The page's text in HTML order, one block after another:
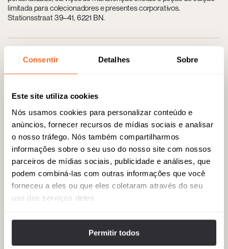
Consentir Detalhes Sobre
Este site utiliza cookies
Nós usamos cookies para personalizar conteúdo e
anúncios, fornecer recursos de mídias sociais e analisar
o nosso tráfego. Nós também compartilharmos
informações sobre o seu uso do nosso site com nossos
parceiros de mídias sociais, publicidade e análises, que
podem combiná-las com outras informações que você
forneceu a eles ou que eles coletaram através do seu
uso dos serviços deles
Permitir todos
limitada para colecionadores e presentes corporativos.
Stationsstraat 39–41, 6221 BN.
Stokstraatkwartier
Bairro icônico de compras com boutiques de designers, lojas de
para passear entre vitrines de marcas internacionais e lojas
(zona Stokstraatkwartier), 6211.
06
Bonnefanten Museum
Museu de arte histórica, moderna e contemporânea às margens do
rio Mosa, conhecido por sua arquitetura de Aldo Rossi e exposições
temporárias de nível internacional. Espaços para eventos, visitas
privadas e um agradável café com terraço urbano. Avenue